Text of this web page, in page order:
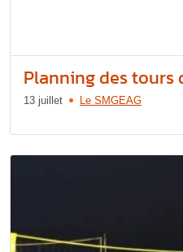
Planning des tours
13 juillet Le SMGEAG